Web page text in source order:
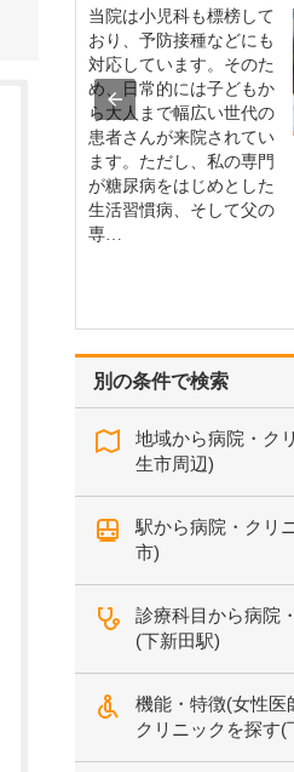
別の条件で検索
地域から病院・ク
生市周辺)
駅から病院・クリ
市)
診療科目から病院
(下新田駅)
機能・特徴(女性医
クリニックを探す(
当院は小児科も標榜して
おり、予防接種などにも
対応しています。そのた
め、日常的には子どもか
ら大人まで幅広い世代の
患者さんが来院されてい
ます。ただし、私の専門
が糖尿病をはじめとした
生活習慣病、そして父の
専…